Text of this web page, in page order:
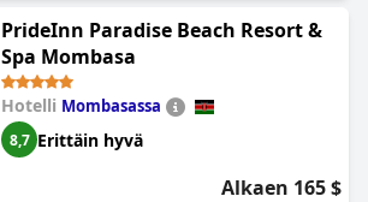
PrideInn Paradise Beach Resort &
Spa Mombasa
Hotelli Mombasassa
8,7 Erittäin hyvä
Alkaen 165 $